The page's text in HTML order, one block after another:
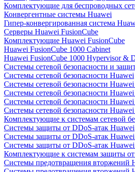
Комплектующие для беспроводных
Конвергентные системы Huawei
Гипер-конвергированная система
Серверы Huawei FusionCube
Комплектующие Huawei FusionCube
Huawei FusionCube 1000 Cabinet
Huawei FusionCube 1000 Hypervisor &
Системы сетевой безопасности и
Системы сетевой безопасности Huawei
Системы сетевой безопасности
Системы сетевой безопасности
Системы сетевой безопасности
Системы сетевой безопасности
Комплектующие к системам сетевой
Системы защиты от DDoS-атак Huawei
Системы защиты от DDoS-атак
Системы защиты от DDoS-атак
Комплектующие к системам защиты
Системы предотвращения вторжений